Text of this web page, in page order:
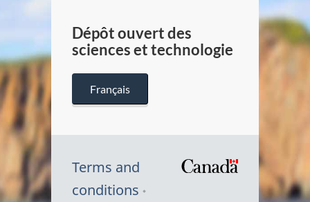
Dépôt ouvert des
sciences et technologie
Français
Terms and
conditions
Symbole